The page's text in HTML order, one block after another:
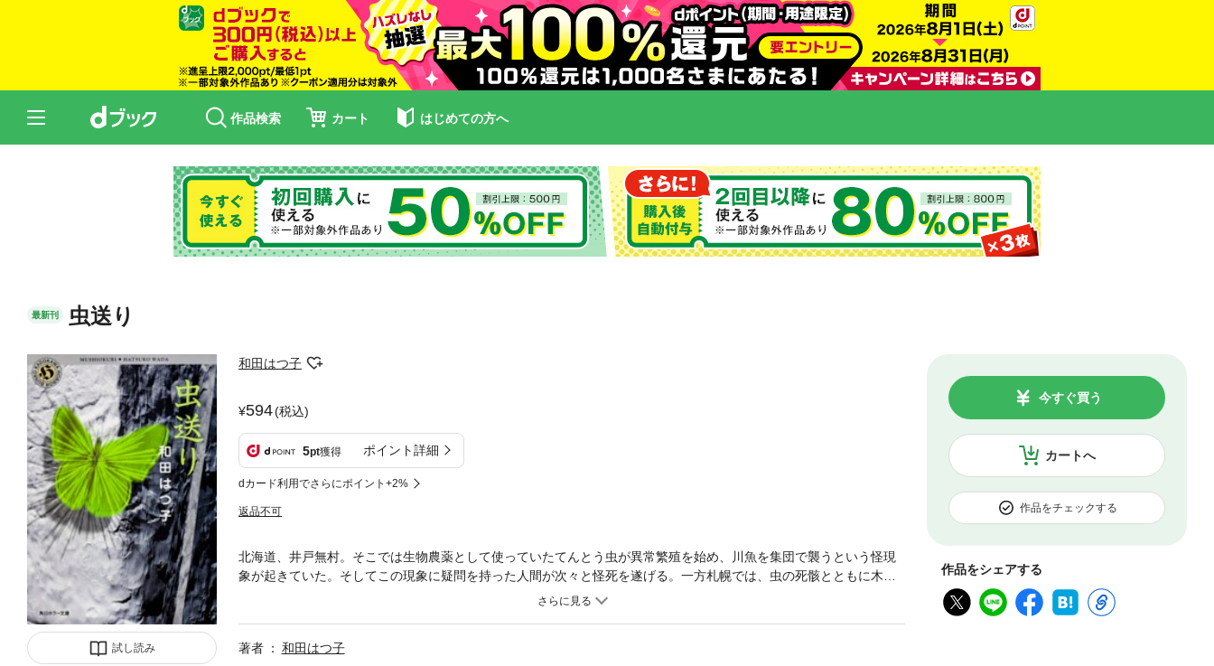
作品検索 カート はじめての方へ
最新刊 虫送り
試し読み
和田はつ子
594(税込)
5pt獲得 ポイント詳細
dカード利用でさらにポイント+2%
返品不可
カートへ
今すぐ買う
作品をチェックする
作品をシェアする
北海道、井戸無村。そこでは生物農薬として使っていたてんとう虫が異常繁殖を始め、川魚を集団で襲うという怪現
象が起きていた。そしてこの現象に疑問を持った人間が次々と怪死を遂げる。一方札幌では、虫の死骸とともに木箱
に入った女性の白骨が発見された。村に研究のために滞在していた文化人類学者の日下部が見た悲劇とは……。虫に
著者
和田はつ子